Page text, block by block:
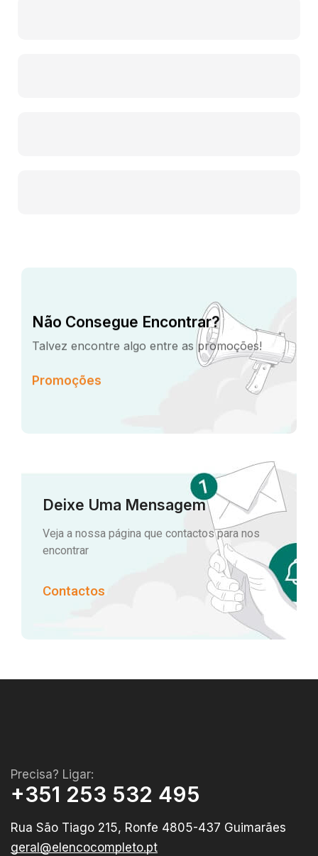
Não Consegue Encontrar?
Talvez encontre algo entre as promoções!
Promoções
Deixe Uma Mensagem
Veja a nossa página que contactos para nos
encontrar
Contactos
Precisa? Ligar:
+351 253 532 495
Rua São Tiago 215, Ronfe 4805-437 Guimarães
geral@elencocompleto.pt